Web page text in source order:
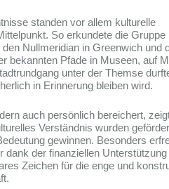
standen vor allem kulturelle
So erkundete die Gruppe
Nullmeridian in Greenwich und
bekannten Pfade in Museen, auf
unter der Themse
in Erinnerung bleiben wird.
auch persönlich bereichert,
Verständnis wurden
gewinnen. Besonders
der finanziellen Unterstützung
Zeichen für die enge und